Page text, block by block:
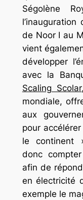
Ségolène
de Noor I au
vient
développer
avec la
Scaling Scolar
mondiale,
aux
pour
le continent
donc
afin de
en électricité
exemple le